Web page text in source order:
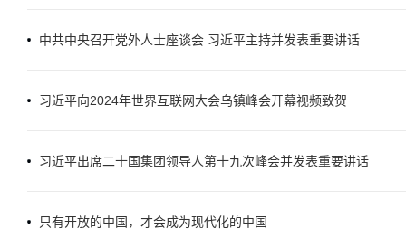
中共中央召开党外人士座谈会 习近平主持并发表重要讲话
习近平向2024年世界互联网大会乌镇峰会开幕视频致贺
习近平出席二十国集团领导人第十九次峰会并发表重要讲话
只有开放的中国，才会成为现代化的中国